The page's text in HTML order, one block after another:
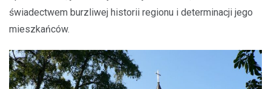
świadectwem burzliwej historii regionu i determinacji jego
mieszkańców.